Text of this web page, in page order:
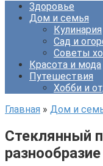
Здоровье
Дом и семья
Кулинария
Сад и
Советы
Красота и мода
Путешествия
Хобби и
Главная » Дом и
Стеклянный
разнообразие